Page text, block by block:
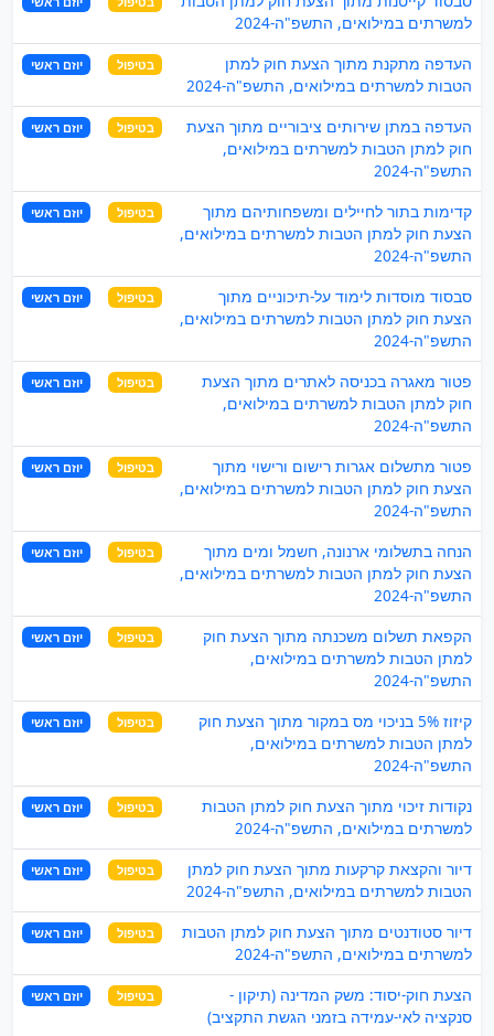
למשרתים במילואים, התשפ"ה-2024
העדפה מתקנת מתוך הצעת חוק למתן
הטבות למשרתים במילואים, התשפ"ה-2024
בטיפול יוזם ראשי
העדפה במתן שירותים ציבוריים מתוך הצעת
חוק למתן הטבות למשרתים במילואים,
התשפ"ה-2024
בטיפול יוזם ראשי
קדימות בתור לחיילים ומשפחותיהם מתוך
הצעת חוק למתן הטבות למשרתים במילואים,
התשפ"ה-2024
בטיפול יוזם ראשי
סבסוד מוסדות לימוד על-תיכוניים מתוך
הצעת חוק למתן הטבות למשרתים במילואים,
התשפ"ה-2024
בטיפול יוזם ראשי
פטור מאגרה בכניסה לאתרים מתוך הצעת
חוק למתן הטבות למשרתים במילואים,
התשפ"ה-2024
בטיפול יוזם ראשי
פטור מתשלום אגרות רישום ורישוי מתוך
הצעת חוק למתן הטבות למשרתים במילואים,
התשפ"ה-2024
בטיפול יוזם ראשי
הנחה בתשלומי ארנונה, חשמל ומים מתוך
הצעת חוק למתן הטבות למשרתים במילואים,
התשפ"ה-2024
בטיפול יוזם ראשי
הקפאת תשלום משכנתה מתוך הצעת חוק
למתן הטבות למשרתים במילואים,
התשפ"ה-2024
בטיפול יוזם ראשי
קיזוז 5% בניכוי מס במקור מתוך הצעת חוק
למתן הטבות למשרתים במילואים,
התשפ"ה-2024
בטיפול יוזם ראשי
נקודות זיכוי מתוך הצעת חוק למתן הטבות
למשרתים במילואים, התשפ"ה-2024
בטיפול יוזם ראשי
דיור והקצאת קרקעות מתוך הצעת חוק למתן
הטבות למשרתים במילואים, התשפ"ה-2024
בטיפול יוזם ראשי
דיור סטודנטים מתוך הצעת חוק למתן הטבות
למשרתים במילואים, התשפ"ה-2024
בטיפול יוזם ראשי
הצעת חוק-יסוד: משק המדינה (תיקון -
סנקציה לאי-עמידה בזמני הגשת התקציב)
בטיפול יוזם ראשי